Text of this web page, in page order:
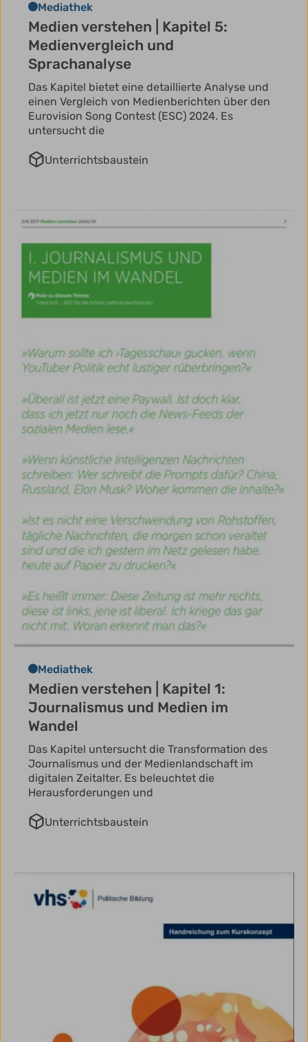
Mediathek
Medien verstehen | Kapitel 5:
Medienvergleich und
Sprachanalyse
Das Kapitel bietet eine detaillierte Analyse und
einen Vergleich von Medienberichten über den
Eurovision Song Contest (ESC) 2024. Es
untersucht die
Unterrichtsbaustein
Mediathek
Medien verstehen | Kapitel 1:
Journalismus und Medien im
Wandel
Das Kapitel untersucht die Transformation des
Journalismus und der Medienlandschaft im
digitalen Zeitalter. Es beleuchtet die
Herausforderungen und
Unterrichtsbaustein